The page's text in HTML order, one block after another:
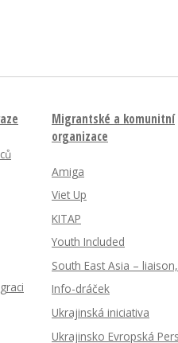
Migrantské a komunitní
organizace
Amiga
Viet Up
KITAP
Youth Included
South East Asia –
Info-dráček
Ukrajinská iniciativa
Ukrajinsko Evropská